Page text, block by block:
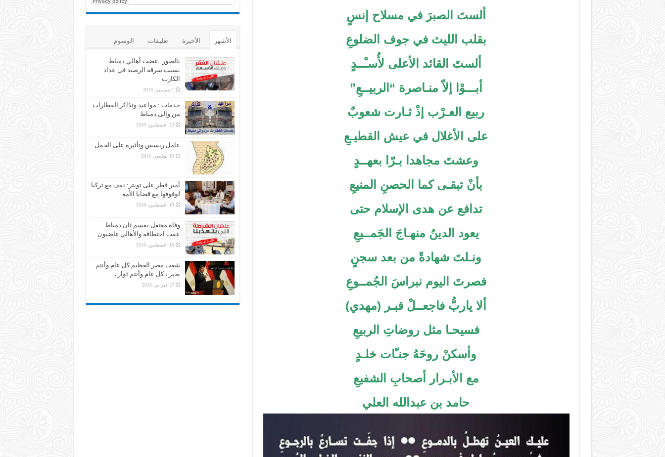
ألستَ الصبرَ في مسلاح إنسٍ
بقلب الليث في جوف الضلوعِ
ألستَ القائد الأعلى لأُسـْــدٍ
أبـــوْا إلاّ منـاصرة “الربيــعِ”
ربيع العـرْب إذْ ثـارت شعوبٌ
على الأغلال في عيش القطيـعِ
وعشتَ مجاهدا بـرّا بعهــدٍ
بأنْ تبقـى كما الحصنِ المنيعِ
تدافع عن هدى الإسلام حتى
يعود الدينُ منهـاجَ الجَمــيعِ
ونـلتَ شهادةً من بعد سجنٍ
فصرتَ اليوم نبراسَ الجُمــوعِ
ألا ياربُّ فاجعــلْ قبـر (مهدي)
فسيحـا مثل روضاتِ الربيعِ
وأسكنْ روحَهُ جنـّات خلـدٍ
مع الأبـرار أصحابِ الشفيعِ
حامد بن عبدالله العلي
الأشهر الأخيرة تعليقات الوسوم
بالصور ..غضب أهالي دمياط
بسبب سرقة الرصيد في عداد
الكارت
1 سبتمبر، 2016
خدمات : مواعيد وتذاكر القطارات
من وإلى دمياط
22 أغسطس، 2019
عامل ريسس وتأثيره على الحمل
19 نوفمبر، 2016
أمير قطر على تويتر: نقف مع تركيا
لوقوفها مع قضايا الأمة
19 أغسطس، 2018
وفاة معتقل بقسم ثان دمياط
عقب اختطافه والأهالي غاضبون
10 أغسطس، 2016
شعب مصر العظيم كل عام وأنتم
بخير ، كل عام وأنتم ثوار ،
27 فبراير، 2016